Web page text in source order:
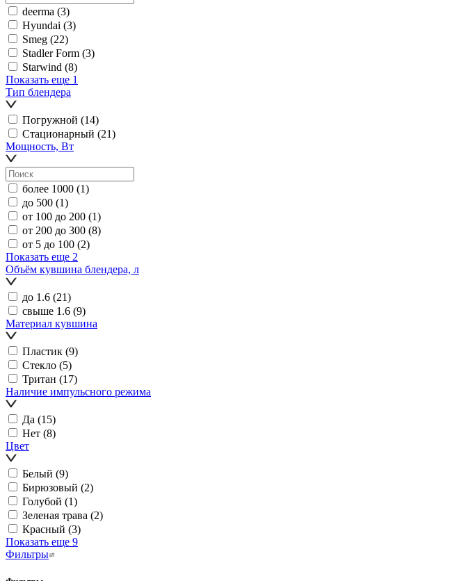
deerma (3)
Hyundai (3)
Smeg (22)
Stadler Form (3)
Starwind (8)
Показать еще 1
Тип блендера
Погружной (14)
Стационарный (21)
Мощность, Вт
более 1000 (1)
до 500 (1)
от 100 до 200 (1)
от 200 до 300 (8)
от 5 до 100 (2)
Показать еще 2
Объём кувшина блендера, л
до 1.6 (21)
свыше 1.6 (9)
Материал кувшина
Пластик (9)
Стекло (5)
Тритан (17)
Наличие импульсного режима
Да (15)
Нет (8)
Цвет
Белый (9)
Бирюзовый (2)
Голубой (1)
Зеленая трава (2)
Красный (3)
Показать еще 9
Фильтры